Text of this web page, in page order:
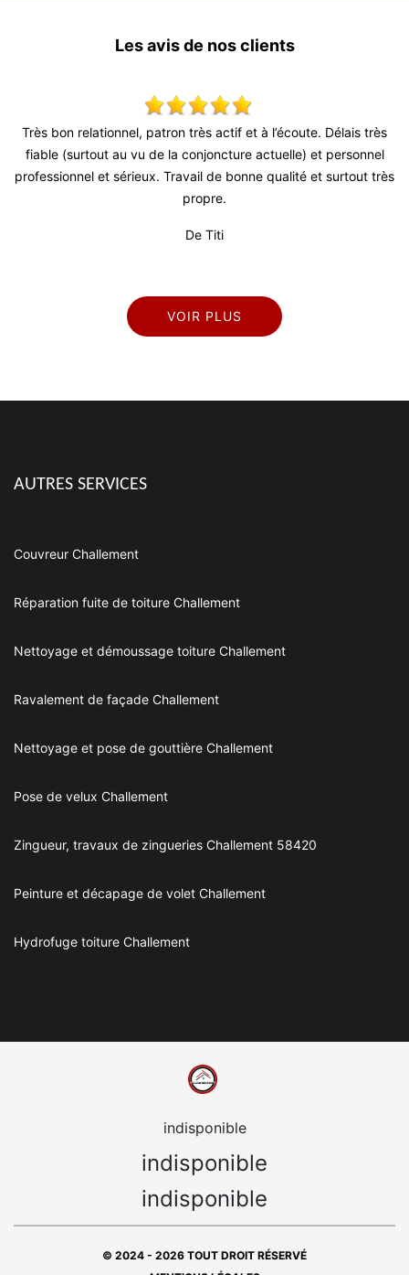
Les avis de nos clients
Délais très
et personnel
et surtout très
Super travail ! Équipe très agréable je
De Julien
VOIR PLUS
AUTRES SERVICES
Couvreur Challement
Réparation fuite de toiture Challement
Nettoyage et démoussage toiture Challement
Ravalement de façade Challement
Nettoyage et pose de gouttière Challement
Pose de velux Challement
Zingueur, travaux de zingueries Challement 58420
Peinture et décapage de volet Challement
Hydrofuge toiture Challement
indisponible
indisponible
indisponible
© 2024 - 2026 TOUT DROIT RÉSERVÉ